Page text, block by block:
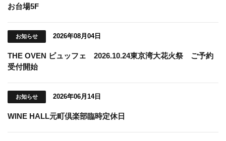
お台場5F
お知らせ 2026年08月04日
THE OVEN ビュッフェ 2026.10.24東京湾大花火祭 ご予約
受付開始
お知らせ 2026年06月14日
WINE HALL元町倶楽部臨時定休日